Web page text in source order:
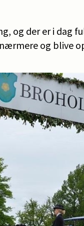
og der er i dag
og blive